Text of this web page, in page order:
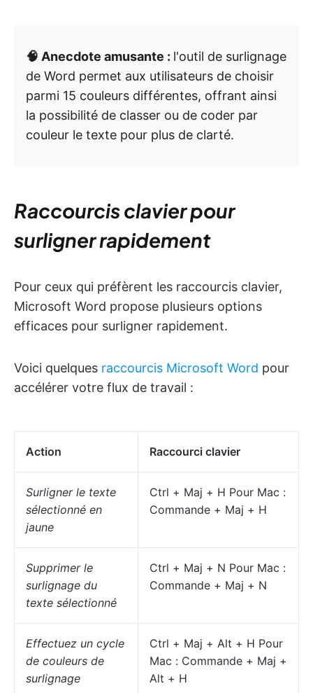
🧠 Anecdote amusante : l'outil de surlignage
de Word permet aux utilisateurs de choisir
parmi 15 couleurs différentes, offrant ainsi
la possibilité de classer ou de coder par
couleur le texte pour plus de clarté.
Raccourcis clavier pour
surligner rapidement
Pour ceux qui préfèrent les raccourcis clavier,
Microsoft Word propose plusieurs options
efficaces pour surligner rapidement.
Voici quelques raccourcis Microsoft Word pour
accélérer votre flux de travail :
Action Raccourci clavier
Surligner le texte
sélectionné en
jaune
Ctrl + Maj + H Pour Mac :
Commande + Maj + H
Supprimer le
surlignage du
texte sélectionné
Ctrl + Maj + N Pour Mac :
Commande + Maj + N
Effectuez un cycle
de couleurs de
surlignage
Ctrl + Maj + Alt + H Pour
Mac : Commande + Maj +
Alt + H